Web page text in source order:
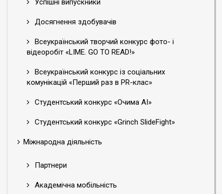
Успішні випускники
Досягнення здобувачів
Всеукраїнський творчий конкурс фото- і
відеоробіт «LIME. GO TO READ!»
Всеукраїнський конкурс із соціальних
комунікацій «Перший раз в PR-клас»
Студентський конкурс «Очима АІ»
Студентський конкурс «Grinch SlideFight»
Міжнародна діяльність
Партнери
Академічна мобільність